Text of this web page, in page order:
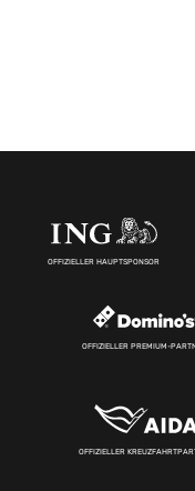
OFFIZIELLER HAUPTSPONSOR
OFFIZIELLER PREMIUM-
OFFIZIELLER